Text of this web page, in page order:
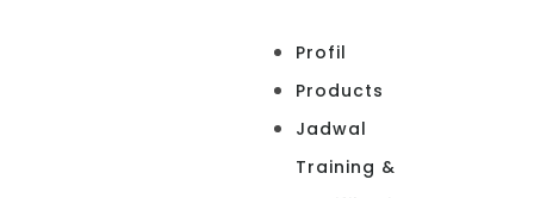
Profil
Products
Jadwal
Training &